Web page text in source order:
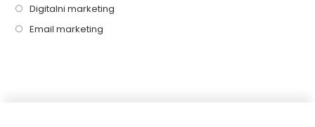
Digitalni marketing
Email marketing